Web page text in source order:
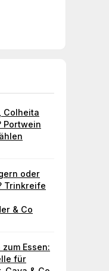
Colheita
Portwein
oder
Trinkreife
& Co
Essen:
für